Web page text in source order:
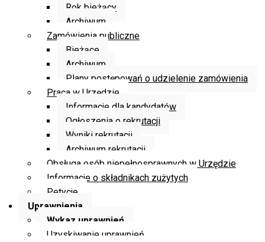
Rok bieżący
Archiwum
Zamówienia publiczne
Bieżące
Archiwum
Plany postępowań o udzielenie zamówienia
Praca w Urzędzie
Informacje dla kandydatów
Ogłoszenia o rekrutacji
Wyniki rekrutacji
Archiwum rekrutacji
Obsługa osób niepełnosprawnych w Urzędzie
Informacje o składnikach zużytych
Petycje
Uprawnienia
Wykaz uprawnień
Uzyskiwanie uprawnień